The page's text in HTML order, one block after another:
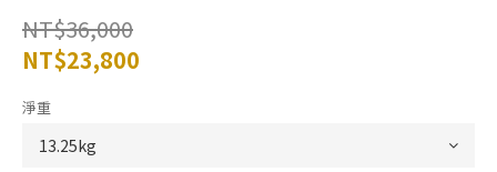
NT$36,000
NT$23,800
淨重